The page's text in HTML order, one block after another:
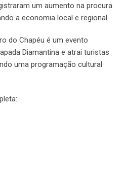
um aumento na procura
a economia local e regional.
do Chapéu é um evento
Diamantina e atrai turistas
uma programação cultural